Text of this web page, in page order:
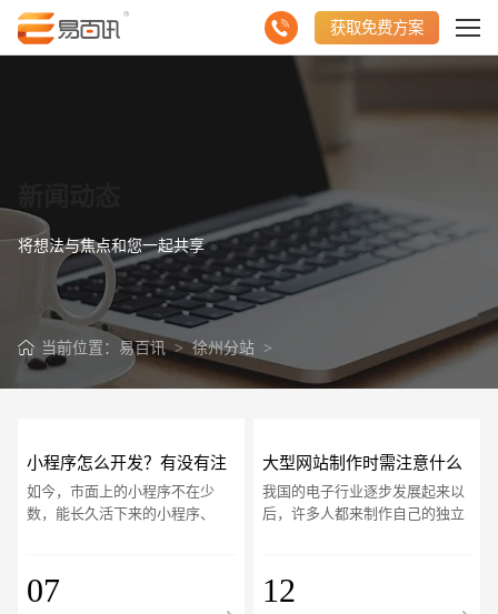
获取免费方案
将想法与焦点和您一起共享
当前位置： 易百讯>徐州分站>
小程序怎么开发？有没有注
意事项？
如今，市面上的小程序不在少
数，能长久活下来的小程序、
细节要注意，尤其在
07
大型网站制作时需注意什么
细节
我国的电子行业逐步发展起来以
后，许多人都来制作自己的独立
站，所以大家都
12